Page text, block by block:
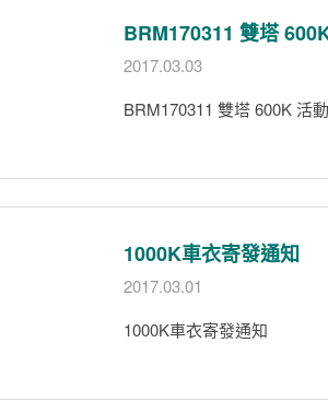
BRM170311 雙塔
2017.03.03
BRM170311 雙塔 600K 活
1000K車衣寄發通知
2017.03.01
1000K車衣寄發通知